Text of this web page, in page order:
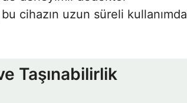
bu cihazın uzun süreli kullanımda
Taşınabilirlik